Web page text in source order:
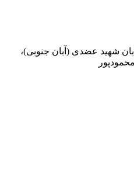
شهید عضدی (آبان جنوبی)،